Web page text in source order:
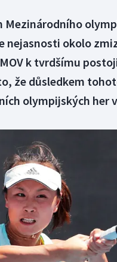
Mezinárodního
nejasnosti okolo
k tvrdšímu
že důsledkem
olympijských her